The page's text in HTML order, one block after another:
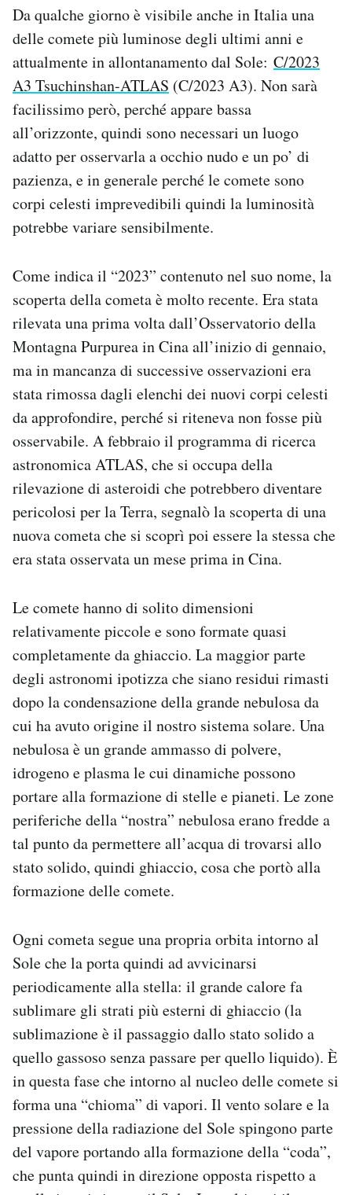
CALENDARIO
Area Personale
Newsletter
Hai bisogno di aiuto?
Esci
Da qualche giorno è visibile anche in Italia una
delle comete più luminose degli ultimi anni e
attualmente in allontanamento dal Sole: C/2023
A3 Tsuchinshan-ATLAS (C/2023 A3). Non sarà
facilissimo però, perché appare bassa
all’orizzonte, quindi sono necessari un luogo
adatto per osservarla a occhio nudo e un po’ di
pazienza, e in generale perché le comete sono
corpi celesti imprevedibili quindi la luminosità
potrebbe variare sensibilmente.
Come indica il “2023” contenuto nel suo nome, la
scoperta della cometa è molto recente. Era stata
rilevata una prima volta dall’Osservatorio della
Montagna Purpurea in Cina all’inizio di gennaio,
ma in mancanza di successive osservazioni era
stata rimossa dagli elenchi dei nuovi corpi celesti
da approfondire, perché si riteneva non fosse più
osservabile. A febbraio il programma di ricerca
astronomica ATLAS, che si occupa della
rilevazione di asteroidi che potrebbero diventare
pericolosi per la Terra, segnalò la scoperta di una
nuova cometa che si scoprì poi essere la stessa che
era stata osservata un mese prima in Cina.
Le comete hanno di solito dimensioni
relativamente piccole e sono formate quasi
completamente da ghiaccio. La maggior parte
degli astronomi ipotizza che siano residui rimasti
dopo la condensazione della grande nebulosa da
cui ha avuto origine il nostro sistema solare. Una
nebulosa è un grande ammasso di polvere,
idrogeno e plasma le cui dinamiche possono
portare alla formazione di stelle e pianeti. Le zone
periferiche della “nostra” nebulosa erano fredde a
tal punto da permettere all’acqua di trovarsi allo
stato solido, quindi ghiaccio, cosa che portò alla
formazione delle comete.
Ogni cometa segue una propria orbita intorno al
Sole che la porta quindi ad avvicinarsi
periodicamente alla stella: il grande calore fa
sublimare gli strati più esterni di ghiaccio (la
sublimazione è il passaggio dallo stato solido a
quello gassoso senza passare per quello liquido). È
in questa fase che intorno al nucleo delle comete si
forma una “chioma” di vapori. Il vento solare e la
pressione della radiazione del Sole spingono parte
del vapore portando alla formazione della “coda”,
che punta quindi in direzione opposta rispetto a